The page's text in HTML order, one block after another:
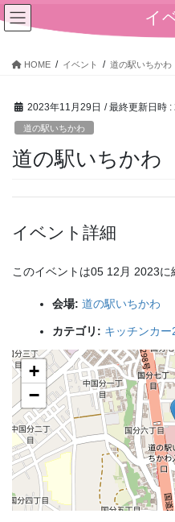
コ
ン
ナ
ビ
イ
HOME イベント 道の駅いちかわ
2023年11月29日 / 最終更新日時 :
道の駅いちかわ
道の駅いちかわ
イベント詳細
このイベントは05 12月 2023に
会場: 道の駅いちかわ
カテゴリ: キッチンカー
+
−